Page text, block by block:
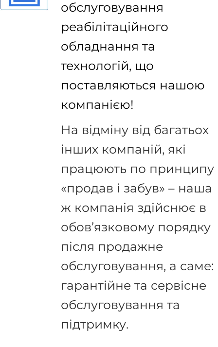
обслуговування
реабілітаційного
обладнання та
технологій, що
поставляються нашою
компанією!
На відміну від багатьох
інших компаній, які
працюють по принципу
«продав і забув» – наша
ж компанія здійснює в
обов’язковому порядку
після продажне
обслуговування, а саме:
гарантійне та сервісне
обслуговування та
підтримку.